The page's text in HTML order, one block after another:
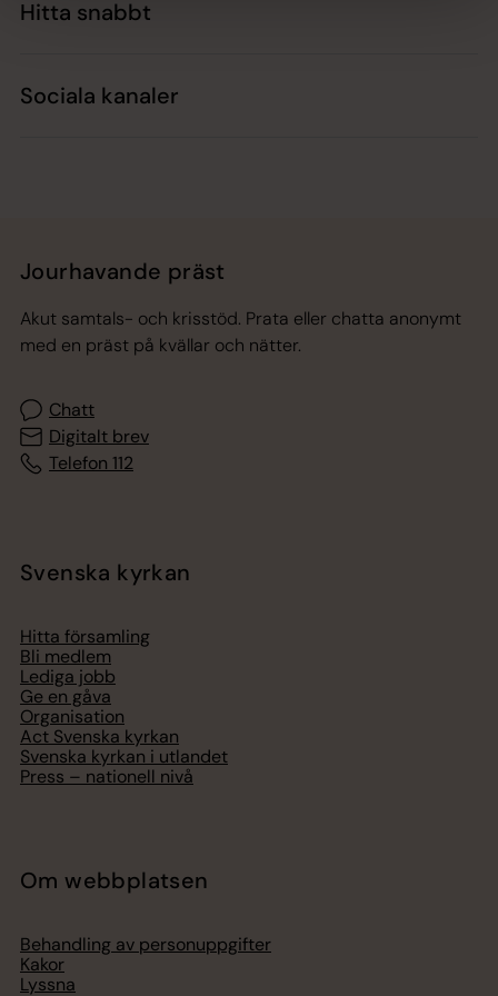
Hitta snabbt
Sociala kanaler
Jourhavande präst
Akut samtals- och krisstöd. Prata eller chatta anonymt
med en präst på kvällar och nätter.
Chatt
Digitalt brev
Telefon 112
Svenska kyrkan
Hitta församling
Bli medlem
Lediga jobb
Ge en gåva
Organisation
Act Svenska kyrkan
Svenska kyrkan i utlandet
Press – nationell nivå
Om webbplatsen
Behandling av personuppgifter
Kakor
Lyssna